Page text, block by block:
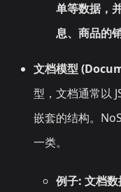
单等数据，
息、商品的
文档模型
型，文档通常以
嵌套的结构。
一类。
例子: 文档